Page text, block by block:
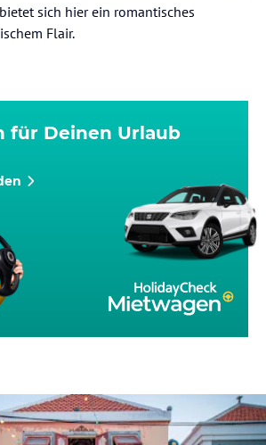
sich hier ein romantisches
Flair.
für Deinen Urlaub